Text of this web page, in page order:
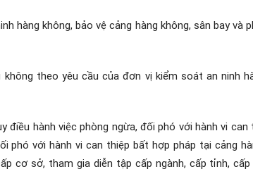
hàng không, bảo vệ cảng hàng không, sân bay và
theo yêu cầu của đơn vị kiểm soát an ninh
điều hành việc phòng ngừa, đối phó với hành vi
phó với hành vi can thiệp bất hợp pháp tại cảng
cơ sở, tham gia diễn tập cấp ngành, cấp tỉnh,